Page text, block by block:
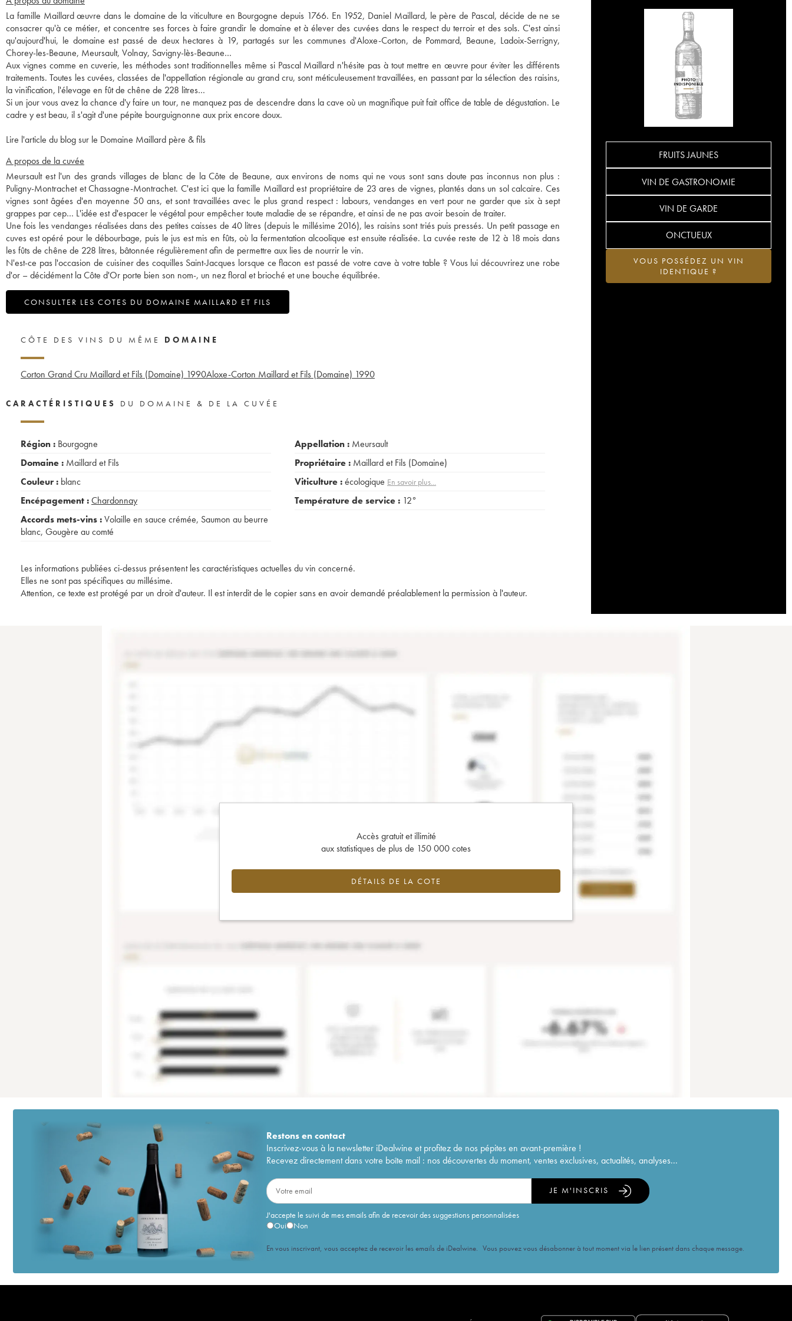
La famille Maillard œuvre dans le domaine de la viticulture en Bourgogne depuis 1766. En 1952, Daniel Maillard, le père de Pascal, décide de ne se
consacrer qu'à ce métier, et concentre ses forces à faire grandir le domaine et à élever des cuvées dans le respect du terroir et des sols. C'est ainsi
qu'aujourd'hui, le domaine est passé de deux hectares à 19, partagés sur les communes d'Aloxe-Corton, de Pommard, Beaune, Ladoix-Serrigny,
Chorey-les-Beaune, Meursault, Volnay, Savigny-lès-Beaune…
Aux vignes comme en cuverie, les méthodes sont traditionnelles même si Pascal Maillard n'hésite pas à tout mettre en œuvre pour éviter les différents
traitements. Toutes les cuvées, classées de l'appellation régionale au grand cru, sont méticuleusement travaillées, en passant par la sélection des raisins,
la vinification, l'élevage en fût de chêne de 228 litres…
Si un jour vous avez la chance d'y faire un tour, ne manquez pas de descendre dans la cave où un magnifique puit fait office de table de dégustation. Le
cadre y est beau, il s'agit d'une pépite bourguignonne aux prix encore doux.
Lire l'article du blog sur le Domaine Maillard père & fils
A propos de la cuvée
Meursault est l'un des grands villages de blanc de la Côte de Beaune, aux environs de noms qui ne vous sont sans doute pas inconnus non plus :
Puligny-Montrachet et Chassagne-Montrachet. C'est ici que la famille Maillard est propriétaire de 23 ares de vignes, plantés dans un sol calcaire. Ces
vignes sont âgées d'en moyenne 50 ans, et sont travaillées avec le plus grand respect : labours, vendanges en vert pour ne garder que six à sept
grappes par cep… L'idée est d'espacer le végétal pour empêcher toute maladie de se répandre, et ainsi de ne pas avoir besoin de traiter.
Une fois les vendanges réalisées dans des petites caisses de 40 litres (depuis le millésime 2016), les raisins sont triés puis pressés. Un petit passage en
cuves est opéré pour le débourbage, puis le jus est mis en fûts, où la fermentation alcoolique est ensuite réalisée. La cuvée reste de 12 à 18 mois dans
les fûts de chêne de 228 litres, bâtonnée régulièrement afin de permettre aux lies de nourrir le vin.
N'est-ce pas l'occasion de cuisiner des coquilles Saint-Jacques lorsque ce flacon est passé de votre cave à votre table ? Vous lui découvrirez une robe
d'or – décidément la Côte d'Or porte bien son nom-, un nez floral et brioché et une bouche équilibrée.
CONSULTER LES COTES DU DOMAINE MAILLARD ET FILS
FRUITS JAUNES
VIN DE GASTRONOMIE
VIN DE GARDE
ONCTUEUX
VOUS POSSÉDEZ UN VIN
IDENTIQUE ?
CÔTE DES VINS DU MÊME DOMAINE
Corton Grand Cru Maillard et Fils (Domaine) 1990Aloxe-Corton Maillard et Fils (Domaine) 1990
CARACTÉRISTIQUES DU DOMAINE & DE LA CUVÉE
Région : Bourgogne
Domaine : Maillard et Fils
Couleur : blanc
Encépagement :Chardonnay
Accords mets-vins :Volaille en sauce crémée, Saumon au beurre
blanc, Gougère au comté
Appellation : Meursault
Propriétaire : Maillard et Fils (Domaine)
Viticulture :écologique En savoir plus...
Température de service : 12°
Les informations publiées ci-dessus présentent les caractéristiques actuelles du vin concerné.
Elles ne sont pas spécifiques au millésime.
Attention, ce texte est protégé par un droit d'auteur. Il est interdit de le copier sans en avoir demandé préalablement la permission à l'auteur.
Accès gratuit et illimité
aux statistiques de plus de 150 000 cotes
DÉTAILS DE LA COTE
Restons encontact
Inscrivez-vous à la newsletter iDealwine et profitez de nos pépites en avant-première !
Recevez directement dans votre boîte mail : nos découvertes du moment, ventes exclusives, actualités, analyses...
J'accepte le suivi de mes emails afin de recevoir des suggestions personnalisées
Oui
Non
JE M'INSCRIS
En vous inscrivant, vous acceptez de recevoir les emails de iDealwine. Vous pouvez vous désabonner à tout moment via le lien présent dans chaque message.